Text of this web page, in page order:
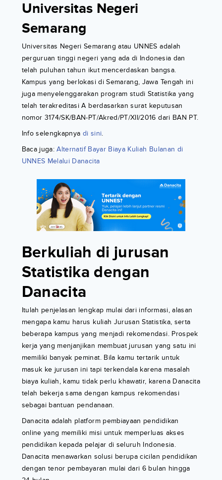
Universitas Negeri
Semarang
Universitas Negeri Semarang atau UNNES adalah
perguruan tinggi negeri yang ada di Indonesia dan
telah puluhan tahun ikut mencerdaskan bangsa.
Kampus yang berlokasi di Semarang, Jawa Tengah ini
juga menyelenggarakan program studi Statistika yang
telah terakreditasi A berdasarkan surat keputusan
nomor 3174/SK/BAN-PT/Akred/PT/XII/2016 dari BAN PT.
Info selengkapnya di sini.
Baca juga:Alternatif Bayar Biaya Kuliah Bulanan di
UNNES Melalui Danacita
Berkuliah di jurusan
Statistika dengan
Danacita
Itulah penjelasan lengkap mulai dari informasi, alasan
mengapa kamu harus kuliah Jurusan Statistika, serta
beberapa kampus yang menjadi rekomendasi. Prospek
kerja yang menjanjikan membuat jurusan yang satu ini
memiliki banyak peminat. Bila kamu tertarik untuk
masuk ke jurusan ini tapi terkendala karena masalah
biaya kuliah, kamu tidak perlu khawatir, karena Danacita
telah bekerja sama dengan kampus rekomendasi
sebagai bantuan pendanaan.
Danacita adalah platform pembiayaan pendidikan
online yang memiliki misi untuk memperluas akses
pendidikan kepada pelajar di seluruh Indonesia.
Danacita menawarkan solusi berupa cicilan pendidikan
dengan tenor pembayaran mulai dari 6 bulan hingga